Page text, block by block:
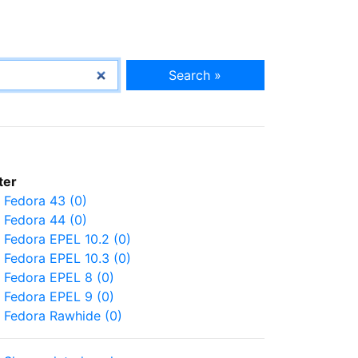
Search »
Fedora 43 (0)
Fedora 44 (0)
Fedora EPEL 10.2 (0)
Fedora EPEL 10.3 (0)
Fedora EPEL 8 (0)
Fedora EPEL 9 (0)
Fedora Rawhide (0)